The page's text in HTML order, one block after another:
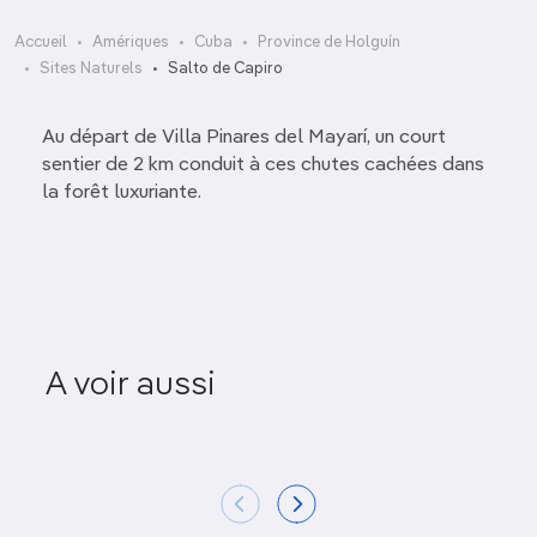
Accueil Amériques Cuba
Province de Holguín
Sites Naturels
Salto de Capiro
Au départ de Villa Pinares del Mayarí, un court
sentier de 2 km conduit à ces chutes cachées dans
la forêt luxuriante.
A voir aussi
Caverna de Panaderos